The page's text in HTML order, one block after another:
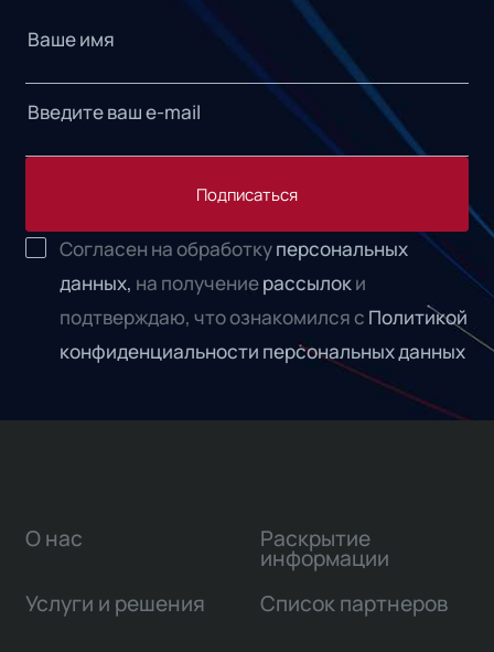
Подписаться
Согласен на обработкуперсональных
данных, на получениерассылоки
подтверждаю, что ознакомился с Политикой
конфиденциальности персональных данных
О нас
Услуги и решения
Раскрытие
информации
Список партнеров